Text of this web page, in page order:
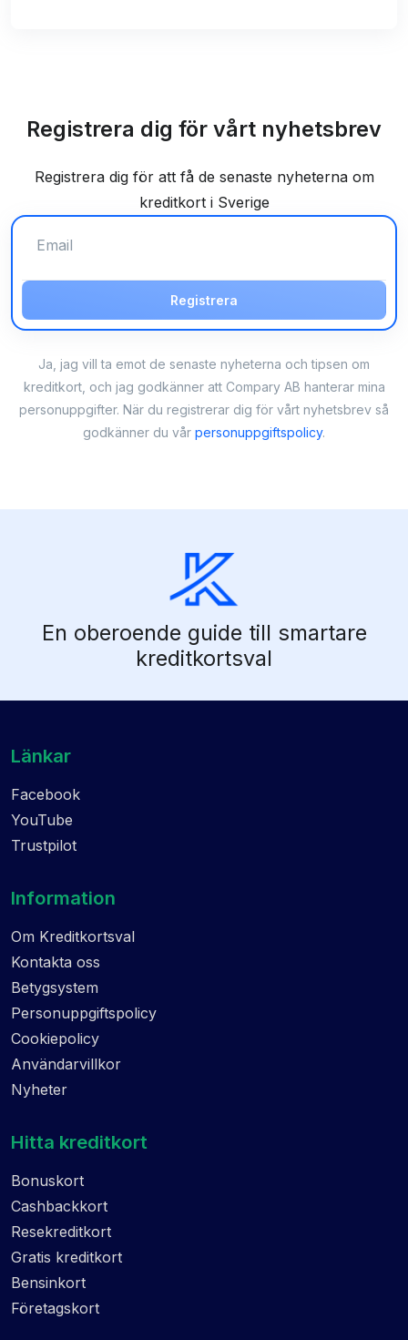
Registrera dig för vårt nyhetsbrev
Registrera dig för att få de senaste nyheterna om
kreditkort i Sverige
Registrera
Ja, jag vill ta emot de senaste nyheterna och tipsen om
kreditkort, och jag godkänner att Compary AB hanterar mina
personuppgifter. När du registrerar dig för vårt nyhetsbrev så
godkänner du vår personuppgiftspolicy.
En oberoende guide till smartare
kreditkortsval
Länkar
Facebook
YouTube
Trustpilot
Information
Om Kreditkortsval
Kontakta oss
Betygsystem
Personuppgiftspolicy
Cookiepolicy
Användarvillkor
Nyheter
Hitta kreditkort
Bonuskort
Cashbackkort
Resekreditkort
Gratis kreditkort
Bensinkort
Företagskort